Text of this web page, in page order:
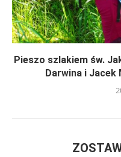
Pieszo szlakiem św.
Darwina i Jacek